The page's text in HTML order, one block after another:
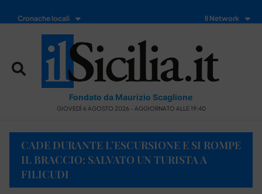
Cronache locali Il Network
Fondato da Maurizio Scaglione
GIOVEDÌ 6 AGOSTO 2026 - AGGIORNATO ALLE 19:40
CADE DURANTE L’ESCURSIONE E SI ROMPE
IL BRACCIO: SALVATO UN TURISTA A
FILICUDI